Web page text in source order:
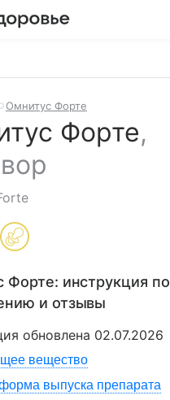
Омнитус Форте
Форте,
Форте: инструкция по
и отзывы
обновлена 02.07.2026
вещество
выпуска препарата